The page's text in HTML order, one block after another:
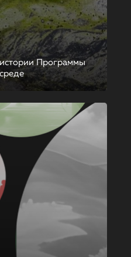
Программы